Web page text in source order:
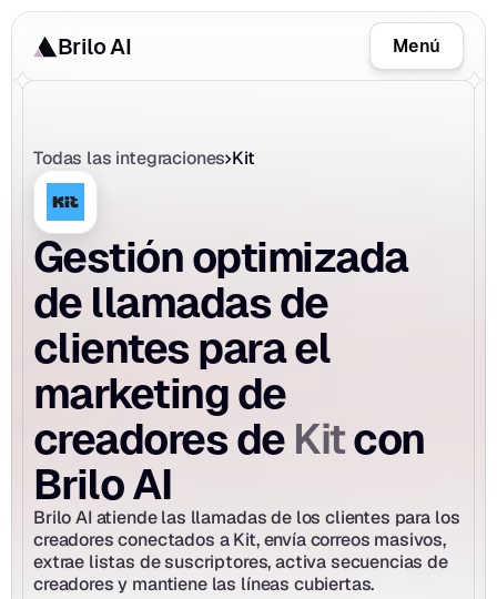
Brilo AI Menú
Todas las integraciones Kit
Gestión optimizada
de llamadas de
clientes para el
marketing de
creadores de Kit con
Brilo AI
Brilo AI atiende las llamadas de los clientes para los
creadores conectados a Kit, envía correos masivos,
extrae listas de suscriptores, activa secuencias de
creadores y mantiene las líneas cubiertas.